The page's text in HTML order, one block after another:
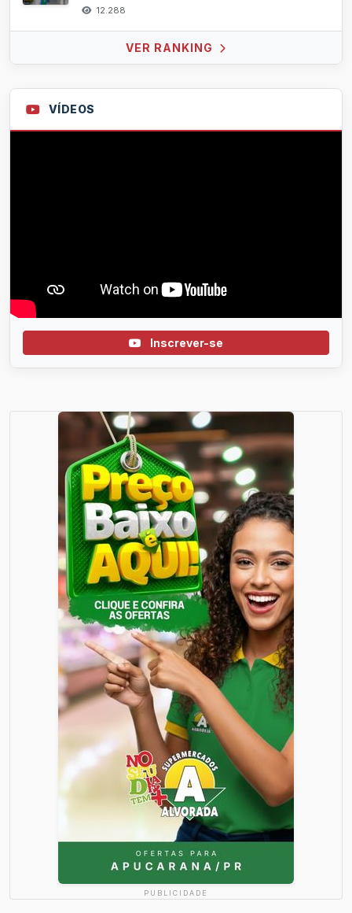
12.288
VER RANKING
VÍDEOS
Inscrever-se
PUBLICIDADE